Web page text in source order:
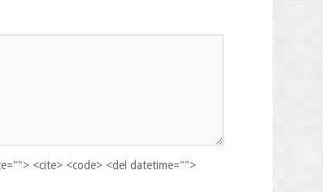
<cite> <code> <del datetime="">